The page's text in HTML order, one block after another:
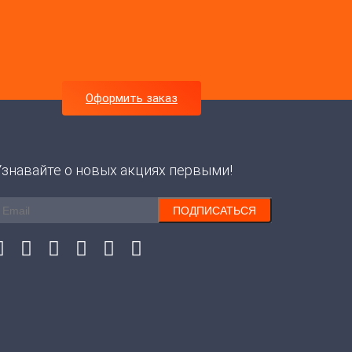
Оформить заказ
о новых акциях первыми!
ПОДПИСАТЬСЯ